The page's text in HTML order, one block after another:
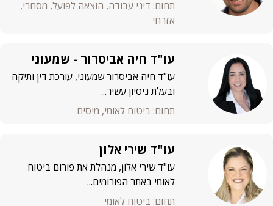
תחום: דיני עבודה, הוצאה לפועל, מסחרי,
אזרחי
עו"ד חיה אביסרור - שמעוני
עו"ד חיה אביסרור שמעוני, עורכת דין ותיקה
ובעלת ניסיון עשיר...
תחום: ביטוח לאומי, מיסים
עו"ד שירי אלון
עו"ד שירי אלון, מנהלת את פורום ביטוח
לאומי באתר הפורומים...
תחום: ביטוח לאומי